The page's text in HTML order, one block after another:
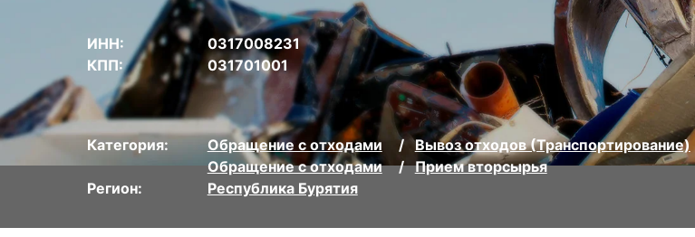
ИНН:
0317008231
КПП:
031701001
Категория: Обращение с отходами
Вывоз отходов (Транспортирование)
Обращение с отходами
Прием вторсырья
Регион:
Республика Бурятия